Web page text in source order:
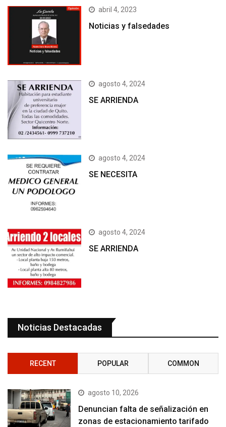
abril 4, 2023
Noticias y falsedades
agosto 4, 2024
SE ARRIENDA
agosto 4, 2024
SE NECESITA
agosto 4, 2024
SE ARRIENDA
Noticias Destacadas
RECENT POPULAR COMMON
agosto 10, 2026
Denuncian falta de señalización en
zonas de estacionamiento tarifado